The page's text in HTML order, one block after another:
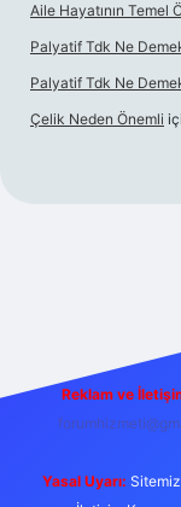
Aile Hayatının Temel
Palyatif Tdk Ne
Palyatif Tdk Ne
Çelik Neden Önemli
Reklam ve
Yasal Uyarı: